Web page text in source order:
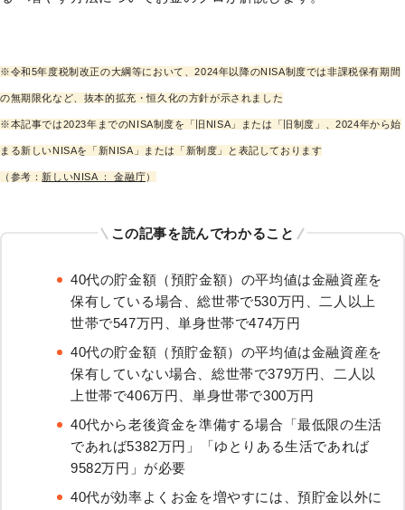
※令和5年度税制改正の大綱等において、2024年以降のNISA制度では非課税保有期間
の無期限化など、抜本的拡充・恒久化の方針が示されました
※本記事では2023年までのNISA制度を「旧NISA」または「旧制度」、2024年から始
まる新しいNISAを「新NISA」または「新制度」と表記しております
（参考： 新しいNISA ： 金融庁）
この記事を読んでわかること
40代の貯金額（預貯金額）の平均値は金融資産を
保有している場合、総世帯で530万円、 二人以上
世帯で547万円、単身世帯で474万円
40代の貯金額（預貯金額）の平均値は金融資産を
保有していない場合、総世帯で379万円、
二人以
上世帯で406万円、 単身世帯で300万円
40代から老後資金を準備する場合「最低限の生活
であれば5382万円」「ゆとりある生活であれば
9582万円」が必要
40代が効率よくお金を増やすには、預貯金以外に